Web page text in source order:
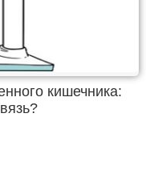
кишечника: